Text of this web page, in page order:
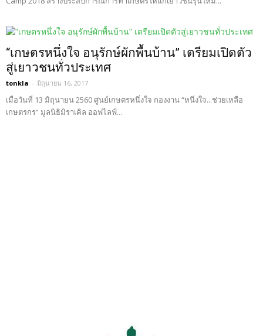
“เกษตรหนึ่งใจ อนุรักษ์ผักพื้นบ้าน” เตรียมเปิดตัว
สู่เยาวชนทั่วประเทศ
tonkla - มิถุนายน 16, 2017
เมื่อวันที่ 13 มิถุนายน 2560 ศูนย์เกษตรหนึ่งใจ กองงาน “หนึ่งใจ...ช่วยเหลือ
เกษตรกร” มูลนิธิมิราเคิล ออฟไลฟ์...